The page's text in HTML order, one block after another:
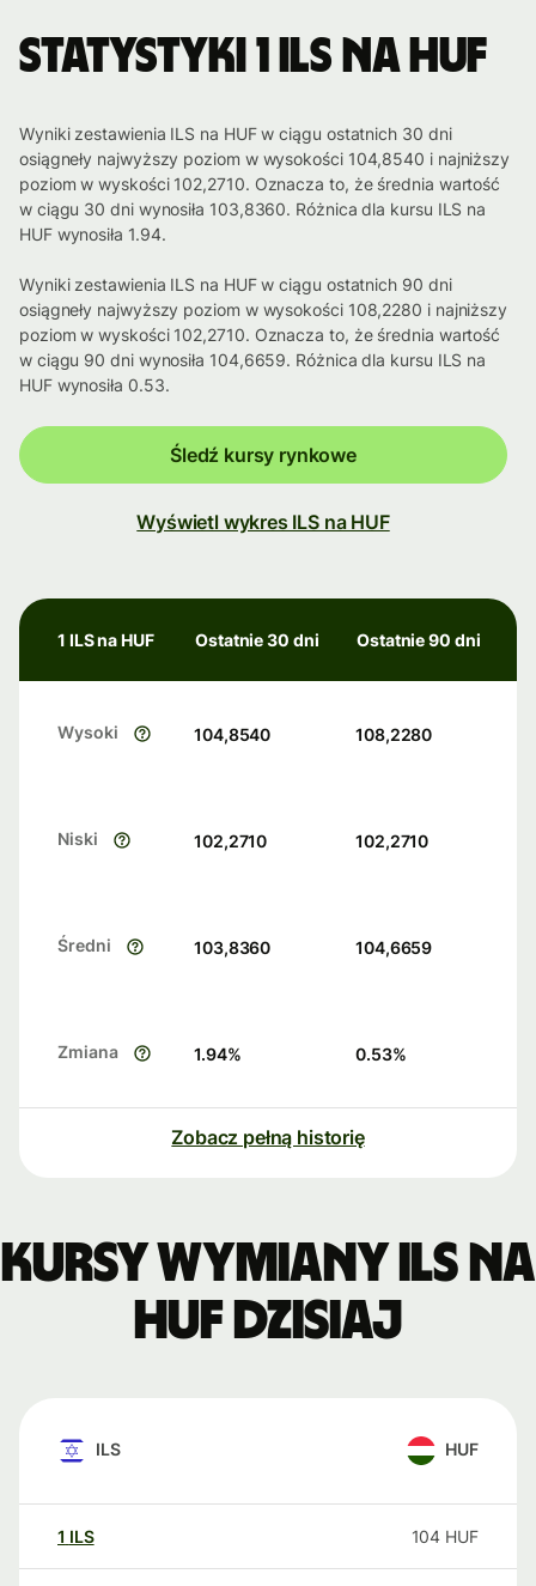
Statystyki 1 ILS na HUF
Wyniki zestawienia ILS na HUF w ciągu ostatnich 30 dni
osiągneły najwyższy poziom w wysokości 104,8540 i najniższy
poziom w wyskości 102,2710. Oznacza to, że średnia wartość
w ciągu 30 dni wynosiła 103,8360. Różnica dla kursu ILS na
HUF wynosiła 1.94.
Wyniki zestawienia ILS na HUF w ciągu ostatnich 90 dni
osiągneły najwyższy poziom w wysokości 108,2280 i najniższy
poziom w wyskości 102,2710. Oznacza to, że średnia wartość
w ciągu 90 dni wynosiła 104,6659. Różnica dla kursu ILS na
HUF wynosiła 0.53.
Śledź kursy rynkowe
Wyświetl wykres ILS na HUF
1 ILS na HUF Ostatnie 30 dni Ostatnie 90 dni
Wysoki 104,8540 108,2280
Niski 102,2710 102,2710
Średni 103,8360 104,6659
Zmiana 1.94% 0.53%
Zobacz pełną historię
Kursy wymiany ILS na
HUF dzisiaj
ILS HUF
1 ILS 104 HUF